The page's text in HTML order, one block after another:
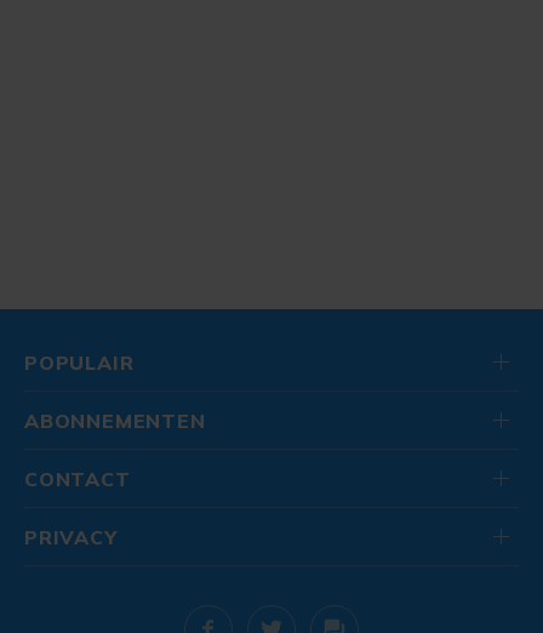
POPULAIR
ABONNEMENTEN
CONTACT
PRIVACY